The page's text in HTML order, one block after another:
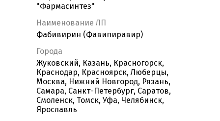
"Фармасинтез"
Наименование ЛП
Фабивирин (Фавипиравир)
Города
Жуковский, Казань, Красногорск,
Краснодар, Красноярск, Люберцы,
Москва, Нижний Новгород, Рязань,
Самара, Санкт-Петербург, Саратов,
Смоленск, Томск, Уфа, Челябинск,
Ярославль